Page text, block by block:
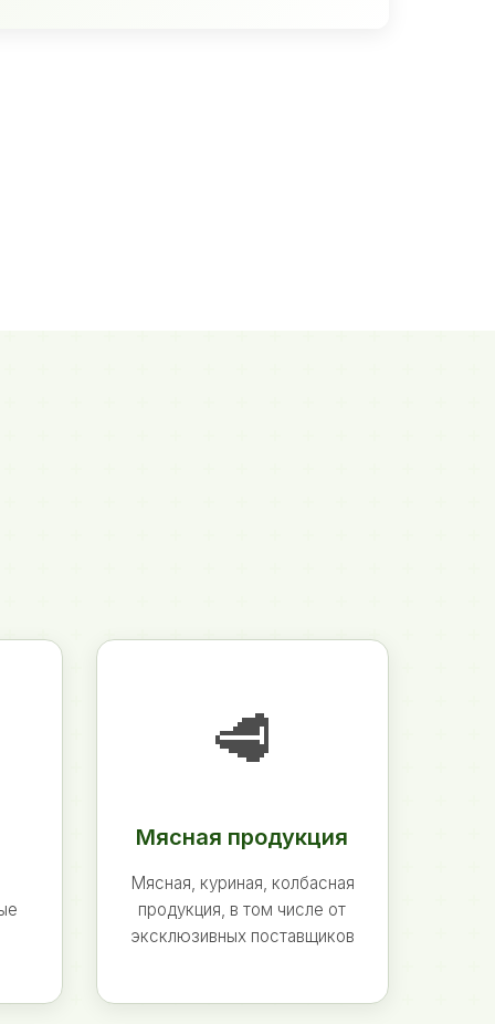
🥩
Мясная продукция
Мясная, куриная, колбасная
продукция, в том числе от
эксклюзивных поставщиков